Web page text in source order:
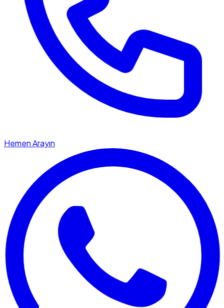
Hemen Arayın